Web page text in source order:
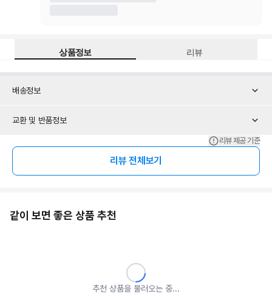
상품정보 리뷰
배송정보
교환 및 반품정보
리뷰 제공 기준
리뷰 전체보기
같이 보면 좋은 상품 추천
추천 상품을 불러오는 중...